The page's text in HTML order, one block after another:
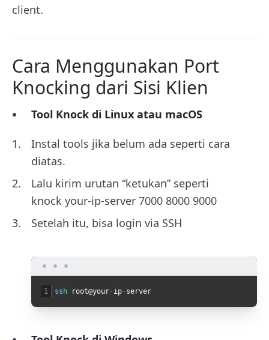
client.
Cara Menggunakan Port
Knocking dari Sisi Klien
Tool Knock di Linux atau macOS
Instal tools jika belum ada seperti cara
diatas.
Lalu kirim urutan “ketukan” seperti
knock your-ip-server 7000 8000 9000
Setelah itu, bisa login via SSH
1 ssh root@your-ip-server